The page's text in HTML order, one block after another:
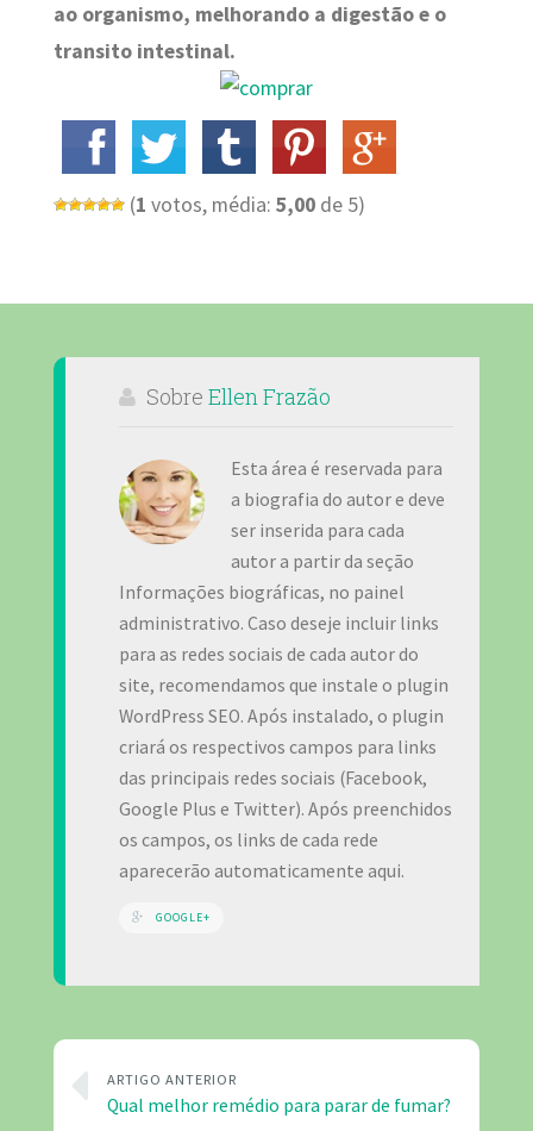
ao organismo, melhorando a digestão e o
transito intestinal.
(1 votos, média: 5,00de 5)
Sobre Ellen Frazão
Esta área é reservada para
a biografia do autor e deve
ser inserida para cada
autor a partir da seção
Informações biográficas, no painel
administrativo. Caso deseje incluir links
para as redes sociais de cada autor do
site, recomendamos que instale o plugin
WordPress SEO. Após instalado, o plugin
criará os respectivos campos para links
das principais redes sociais (Facebook,
Google Plus e Twitter). Após preenchidos
os campos, os links de cada rede
aparecerão automaticamente aqui.
GOOGLE+
ARTIGO ANTERIOR
Qual melhor remédio para parar de fumar?